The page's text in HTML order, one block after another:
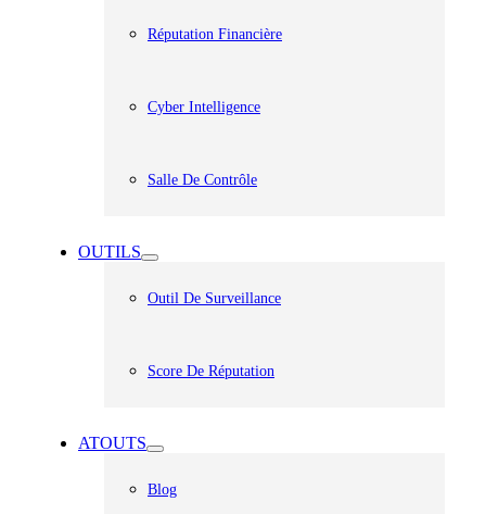
Réputation Financière
Cyber Intelligence
Salle De Contrôle
OUTILS
Outil De Surveillance
Score De Réputation
ATOUTS
Blog